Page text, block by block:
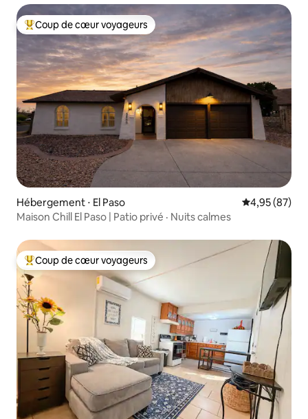
Coups de cœur voyageurs les plus appréciés
Coup de cœur voyageurs
Hébergement ⋅ El Paso Évaluation
4,95 (87)
Maison Chill El Paso | Patio privé · Nuits calmes
Coups de cœur voyageurs les plus appréciés
Coup de cœur voyageurs